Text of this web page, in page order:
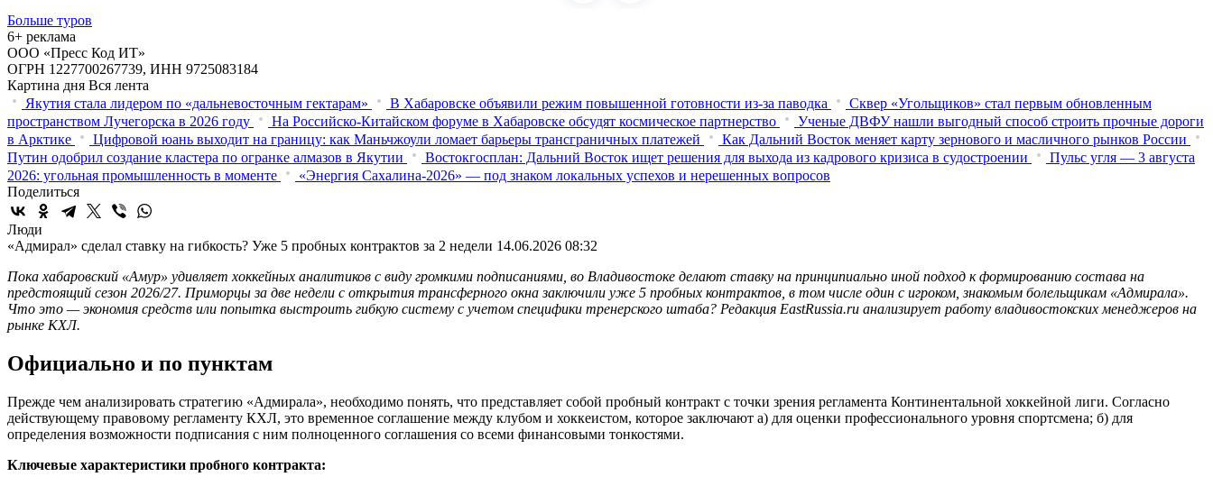
Больше туров
6+ реклама
ООО «Пресс Код ИТ»
ОГРН 1227700267739, ИНН 9725083184
Картина дня Вся лента
Якутия стала лидером по «дальневосточным гектарам»
В Хабаровске объявили режим повышенной готовности из‑за паводка
Сквер «Угольщиков» стал первым обновленным
пространством Лучегорска в 2026 году
На Российско-Китайском форуме в Хабаровске обсудят космическое партнерство
Ученые ДВФУ нашли выгодный способ строить прочные дороги
в Арктике
Цифровой юань выходит на границу: как Маньчжоули ломает барьеры трансграничных платежей
Как Дальний Восток меняет карту зернового и масличного рынков России
Путин одобрил создание кластера по огранке алмазов в Якутии
Востокгосплан: Дальний Восток ищет решения для выхода из кадрового кризиса в судостроении
Пульс угля — 3 августа
2026: угольная промышленность в моменте
«Энергия Сахалина-2026» — под знаком локальных успехов и нерешенных вопросов
Поделиться
Люди
«Адмирал» сделал ставку на гибкость? Уже 5 пробных контрактов за 2 недели 14.06.2026 08:32
Пока хабаровский «Амур» удивляет хоккейных аналитиков с виду громкими подписаниями, во Владивостоке делают ставку на принципиально иной подход к формированию состава на
предстоящий сезон 2026/27. Приморцы за две недели с открытия трансферного окна заключили уже 5 пробных контрактов, в том числе один с игроком, знакомым болельщикам «Адмирала».
Что это — экономия средств или попытка выстроить гибкую систему с учетом специфики тренерского штаба? Редакция EastRussia.ru анализирует работу владивостокских менеджеров на
рынке КХЛ.
Официально и по пунктам
Прежде чем анализировать стратегию «Адмирала», необходимо понять, что представляет собой пробный контракт с точки зрения регламента Континентальной хоккейной лиги. Согласно
действующему правовому регламенту КХЛ, это временное соглашение между клубом и хоккеистом, которое заключают а) для оценки профессионального уровня спортсмена; б) для
определения возможности подписания с ним полноценного соглашения со всеми финансовыми тонкостями.
Ключевые характеристики пробного контракта: